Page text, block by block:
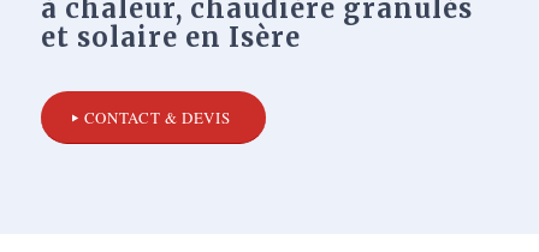
à chaleur, chaudière granulés
et solaire en Isère
CONTACT & DEVIS